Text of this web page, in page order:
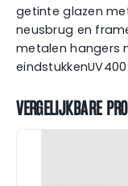
getinte glazen
neusbrug en
metalen hangers
VERGELIJKBARE